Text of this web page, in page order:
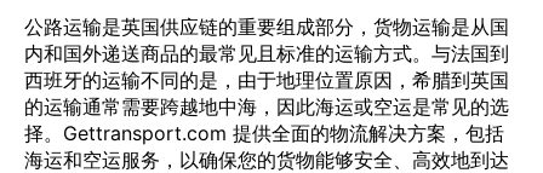
公路运输是英国供应链的重要组成部分，货物运输是从国
内和国外递送商品的最常见且标准的运输方式。与法国到
西班牙的运输不同的是，由于地理位置原因，希腊到英国
的运输通常需要跨越地中海，因此海运或空运是常见的选
择。Gettransport.com 提供全面的物流解决方案，包括
海运和空运服务，以确保您的货物能够安全、高效地到达